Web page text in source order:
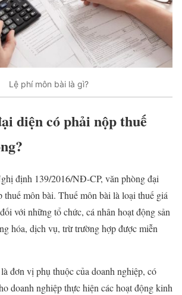
Lệ phí môn bài là gì?
diện có phải nộp thuế
định 139/2016/NĐ-CP, văn phòng đại
thuế môn bài. Thuế môn bài là loại thuế giá
với những tổ chức, cá nhân hoạt động sản
hóa, dịch vụ, trừ trường hợp được miễn
đơn vị phụ thuộc của doanh nghiệp, có
doanh nghiệp thực hiện các hoạt động kinh